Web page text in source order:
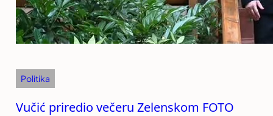
Politika
Vučić priredio večeru Zelenskom FOTO